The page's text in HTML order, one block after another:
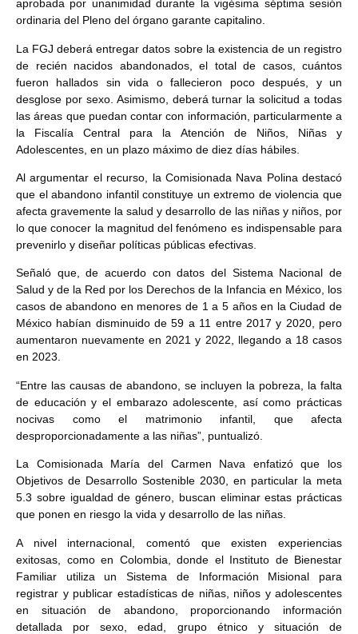
aprobada por unanimidad durante la vigésima séptima sesión
ordinaria del Pleno del órgano garante capitalino.
La FGJ deberá entregar datos sobre la existencia de un registro
de recién nacidos abandonados, el total de casos, cuántos
fueron hallados sin vida o fallecieron poco después, y un
desglose por sexo. Asimismo, deberá turnar la solicitud a todas
las áreas que puedan contar con información, particularmente a
la Fiscalía Central para la Atención de Niños, Niñas y
Adolescentes, en un plazo máximo de diez días hábiles.
Al argumentar el recurso, la Comisionada Nava Polina destacó
que el abandono infantil constituye un extremo de violencia que
afecta gravemente la salud y desarrollo de las niñas y niños, por
lo que conocer la magnitud del fenómeno es indispensable para
prevenirlo y diseñar políticas públicas efectivas.
Señaló que, de acuerdo con datos del Sistema Nacional de
Salud y de la Red por los Derechos de la Infancia en México, los
casos de abandono en menores de 1 a 5 años en la Ciudad de
México habían disminuido de 59 a 11 entre 2017 y 2020, pero
aumentaron nuevamente en 2021 y 2022, llegando a 18 casos
en 2023.
“Entre las causas de abandono, se incluyen la pobreza, la falta
de educación y el embarazo adolescente, así como prácticas
nocivas como el matrimonio infantil, que afecta
desproporcionadamente a las niñas”, puntualizó.
La Comisionada María del Carmen Nava enfatizó que los
Objetivos de Desarrollo Sostenible 2030, en particular la meta
5.3 sobre igualdad de género, buscan eliminar estas prácticas
que ponen en riesgo la vida y desarrollo de las niñas.
A nivel internacional, comentó que existen experiencias
exitosas, como en Colombia, donde el Instituto de Bienestar
Familiar utiliza un Sistema de Información Misional para
registrar y publicar estadísticas de niñas, niños y adolescentes
en situación de abandono, proporcionando información
detallada por sexo, edad, grupo étnico y situación de